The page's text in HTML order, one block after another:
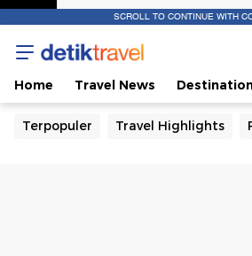
SCROLL TO CONTINUE WITH
Home Travel News
Terpopuler Travel Highlights